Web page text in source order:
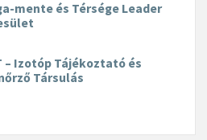
mente és Térsége Leader
– Izotóp Tájékoztató és
Társulás